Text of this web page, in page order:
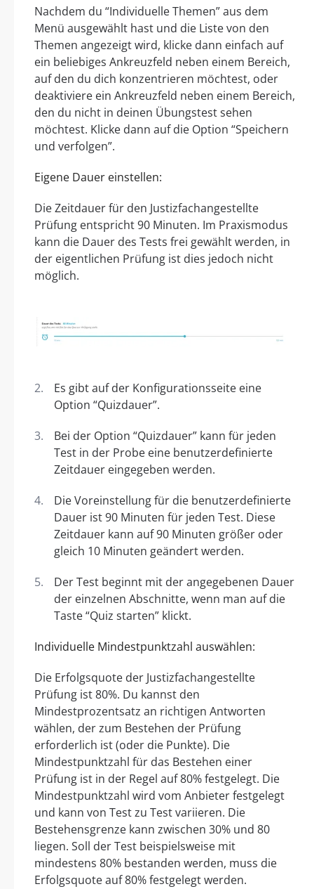
Nachdem du “Individuelle Themen” aus dem
Menü ausgewählt hast und die Liste von den
Themen angezeigt wird, klicke dann einfach auf
ein beliebiges Ankreuzfeld neben einem Bereich,
auf den du dich konzentrieren möchtest, oder
deaktiviere ein Ankreuzfeld neben einem Bereich,
den du nicht in deinen Übungstest sehen
möchtest. Klicke dann auf die Option “Speichern
und verfolgen”.
Eigene Dauer einstellen:
Die Zeitdauer für den Justizfachangestellte
Prüfung entspricht 90 Minuten. Im Praxismodus
kann die Dauer des Tests frei gewählt werden, in
der eigentlichen Prüfung ist dies jedoch nicht
möglich.
Es gibt auf der Konfigurationsseite eine
Option “Quizdauer”.
Bei der Option “Quizdauer” kann für jeden
Test in der Probe eine benutzerdefinierte
Zeitdauer eingegeben werden.
Die Voreinstellung für die benutzerdefinierte
Dauer ist 90 Minuten für jeden Test. Diese
Zeitdauer kann auf 90 Minuten größer oder
gleich 10 Minuten geändert werden.
Der Test beginnt mit der angegebenen Dauer
der einzelnen Abschnitte, wenn man auf die
Taste “Quiz starten” klickt.
Individuelle Mindestpunktzahl auswählen:
Die Erfolgsquote der Justizfachangestellte
Prüfung ist 80%. Du kannst den
Mindestprozentsatz an richtigen Antworten
wählen, der zum Bestehen der Prüfung
erforderlich ist (oder die Punkte). Die
Mindestpunktzahl für das Bestehen einer
Prüfung ist in der Regel auf 80% festgelegt. Die
Mindestpunktzahl wird vom Anbieter festgelegt
und kann von Test zu Test variieren. Die
Bestehensgrenze kann zwischen 30% und 80
liegen. Soll der Test beispielsweise mit
mindestens 80% bestanden werden, muss die
Erfolgsquote auf 80% festgelegt werden.